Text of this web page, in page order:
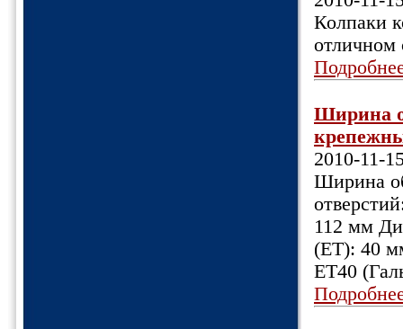
Колпаки
отличном
Ширина
2010-11-
Ширина
112 мм
(ET): 40
ET40